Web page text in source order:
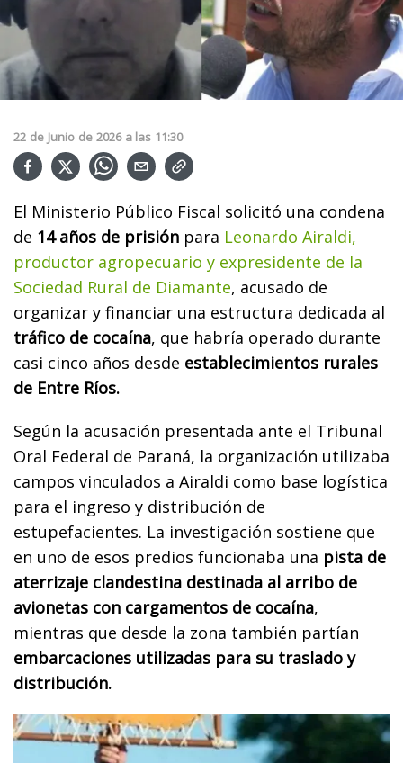
22 de Junio de 2026 a las 11:30
El Ministerio Público Fiscal solicitó una condena
de 14 años de prisión para Leonardo Airaldi,
productor agropecuario y expresidente de la
Sociedad Rural de Diamante, acusado de
organizar y financiar una estructura dedicada al
tráfico de cocaína, que habría operado durante
casi cinco años desde establecimientos rurales
de Entre Ríos.
Según la acusación presentada ante el Tribunal
Oral Federal de Paraná, la organización utilizaba
campos vinculados a Airaldi como base logística
para el ingreso y distribución de
estupefacientes. La investigación sostiene que
en uno de esos predios funcionaba una pista de
aterrizaje clandestina destinada al arribo de
avionetas con cargamentos de cocaína,
mientras que desde la zona también partían
embarcaciones utilizadas para su traslado y
distribución.